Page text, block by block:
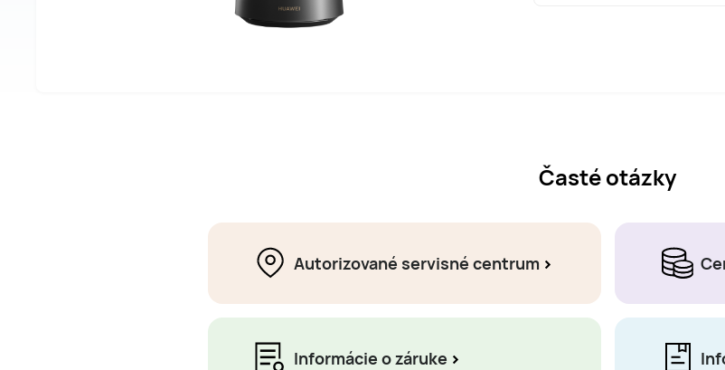
Časté otázky
Autorizované servisné centrum
Informácie o záruke